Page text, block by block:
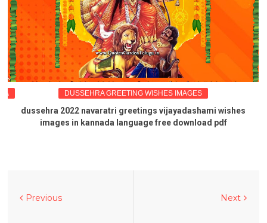
DUSSEHRA GREETING WISHES IMAGES
dussehra 2022 navaratri greetings vijayadashami wishes
images in kannada language free download pdf
Next
Previous